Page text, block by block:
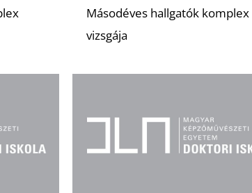
Másodéves hallgatók komplex
vizsgája